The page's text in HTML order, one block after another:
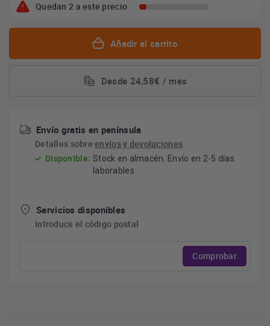
Quedan 2 a este precio
Añadir al carrito
Desde 24,58€ / mes
Envío gratis en península
Detalles sobreenvíos y devoluciones
Disponible: Stock en almacén. Envío en 2-5 días
laborables
Servicios disponibles
Introduce el código postal
Comprobar